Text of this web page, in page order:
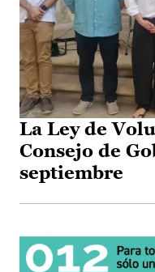
La Ley de
Consejo de
septiembre